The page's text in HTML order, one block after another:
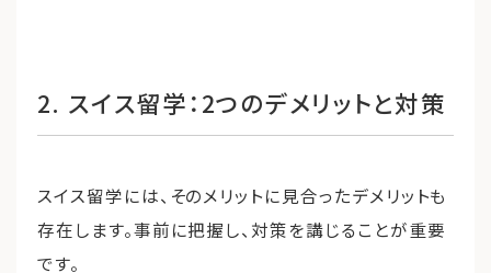
2. スイス留学：2つのデメリットと対策
スイス留学には、そのメリットに見合ったデメリットも
存在します。事前に把握し、対策を講じることが重要
です。